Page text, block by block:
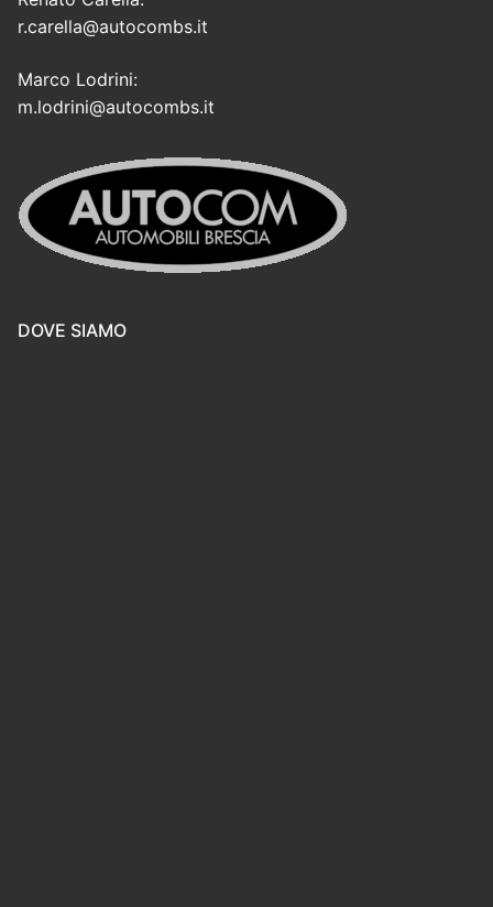
r.carella@autocombs.it
Marco Lodrini:
m.lodrini@autocombs.it
DOVE SIAMO